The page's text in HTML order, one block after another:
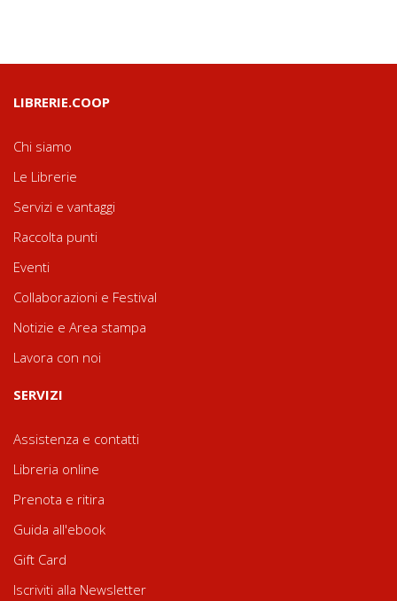
LIBRERIE.COOP
Chi siamo
Le Librerie
Servizi e vantaggi
Raccolta punti
Eventi
Collaborazioni e Festival
Notizie e Area stampa
Lavora con noi
SERVIZI
Assistenza e contatti
Libreria online
Prenota e ritira
Guida all'ebook
Gift Card
Iscriviti alla Newsletter